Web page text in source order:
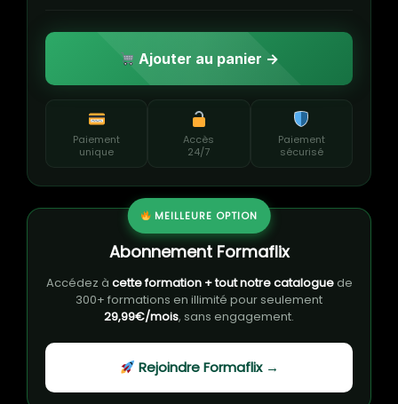
Ajouter au panier →
Paiement
unique
Accès
24/7
Paiement
sécurisé
MEILLEURE OPTION
Abonnement Formaflix
Accédez à cette formation + tout notre cataloguede
300+ formations en illimité pour seulement
29,99€/mois, sans engagement.
Rejoindre Formaflix →